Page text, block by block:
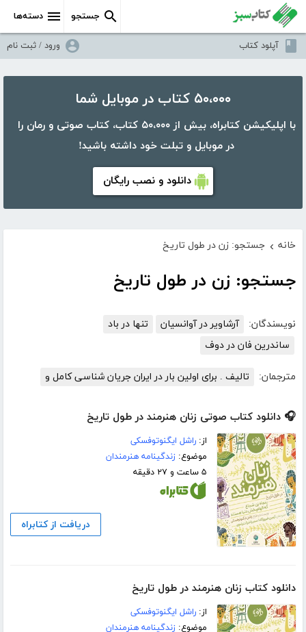
دسته‌ها جستجو
آپلود کتاب ورود / ثبت نام
۵۰،۰۰۰ کتاب در موبایل شما
با اپلیکیشن کتابراه، بیش از ۵۰،۰۰۰ کتاب، کتاب صوتی و رمان را
در موبایل و تبلت خود داشته باشید!
دانلود و نصب رایگان
خانه › جستجو: زن در طول تاریخ
جستجو: زن در طول تاریخ
نویسندگان: آرشاویر در آوانسیان
تنها در باد
ساندرین فان در دوف
مترجمان: تالیف . برای اولین بار در ایران جریان شناسی کامل و
🎧 دانلود کتاب صوتی زنان هنرمند در طول تاریخ
از:راشل ایگنوتوفسکی
موضوع:زندگینامه هنرمندان
۵ ساعت و ۲۷ دقیقه
دریافت از کتابراه
دانلود کتاب زنان هنرمند در طول تاریخ
از:راشل ایگنوتوفسکی
موضوع:زندگینامه هنرمندان